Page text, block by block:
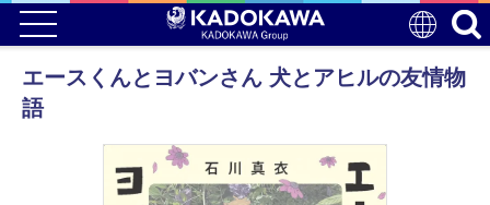
エースくんとヨバンさん 犬とアヒルの友情物
語